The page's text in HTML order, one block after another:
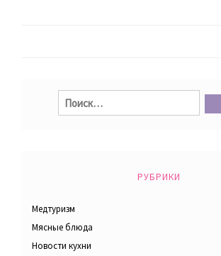
Найти:
РУБРИКИ
Медтуризм
Мясные блюда
Новости кухни